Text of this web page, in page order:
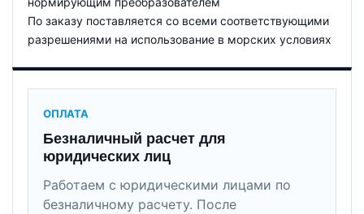
По заказу поставляется со всеми соответствующими
разрешениями на использование в морских условиях
ОПЛАТА
Безналичный расчет для
юридических лиц
Работаем с юридическими лицами по
безналичному расчету. После